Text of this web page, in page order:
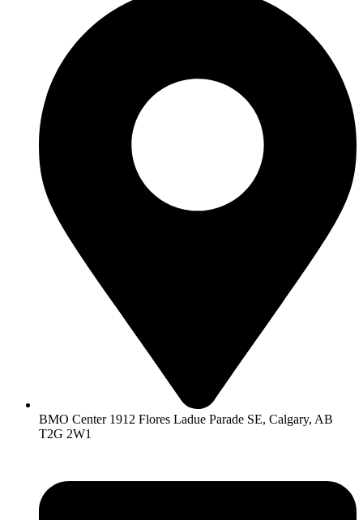
BMO Center 1912 Flores Ladue Parade SE, Calgary, AB
T2G 2W1